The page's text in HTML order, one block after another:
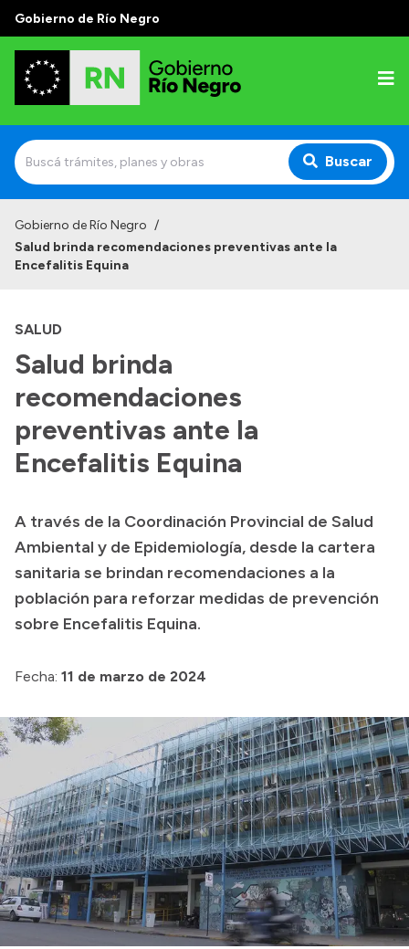
Gobierno de Río Negro
Buscar
Autoridades
Autoridades y Organismos
Discursos en la Legislatura
Casa de Gobierno
Acerca de Río Negro
Historia
Transparencia
Boletín Oficial
Compras y licitaciones
Consulta de expedientes
Consulta de pago a proveedores
Convocatorias
Intranet
Login
Gobierno de Río Negro /
Salud brinda recomendaciones preventivas ante la
Encefalitis Equina
SALUD
Salud brinda
recomendaciones
preventivas ante la
Encefalitis Equina
A través de la Coordinación Provincial de Salud
Ambiental y de Epidemiología, desde la cartera
sanitaria se brindan recomendaciones a la
población para reforzar medidas de prevención
sobre Encefalitis Equina.
Fecha: 11 de marzo de 2024